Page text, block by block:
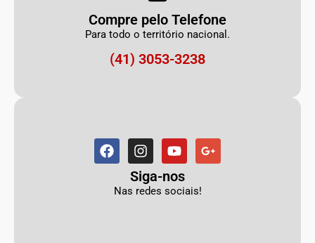
Compre pelo Telefone
Para todo o território nacional.
(41) 3053-3238
Siga-nos
Nas redes sociais!